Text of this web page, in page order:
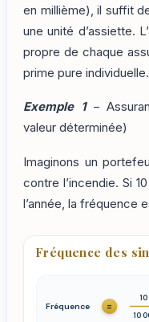
en millième), il suffit
une unité d’assiette.
propre de chaque
prime pure individuelle.
Exemple 1–
valeur déterminée)
Imaginons un
contre l’incendie. Si
l’année, la fréquence
Fréquence des
Fréquence =
10